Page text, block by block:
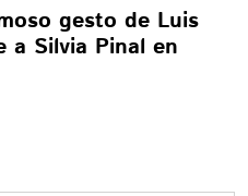
gesto de Luis
a Silvia Pinal en